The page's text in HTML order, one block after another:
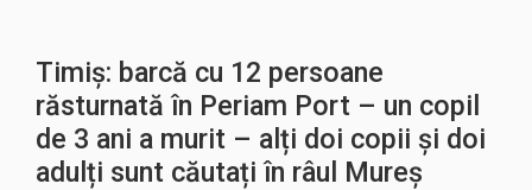
Timiș: barcă cu 12 persoane
răsturnată în Periam Port – un copil
de 3 ani a murit – alți doi copii și doi
adulți sunt căutați în râul Mureș